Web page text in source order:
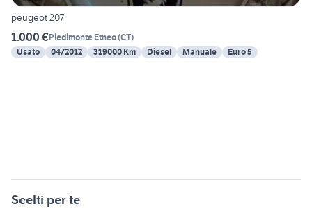
peugeot 207
1.000 €Piedimonte Etneo(CT)
Usato
04/2012 319000 Km Diesel Manuale Euro 5
Scelti per te